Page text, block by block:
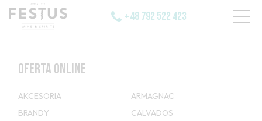
+48 792 522 423
OFERTA ONLINE
AKCESORIA
ARMAGNAC
BRANDY
CALVADOS